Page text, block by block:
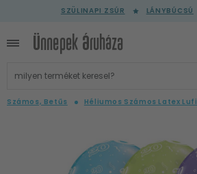
SZÜLINAPI ZSÚR LÁNYBÚCSÚ
Számos, Betűs Héliumos Számos Latex Lufi